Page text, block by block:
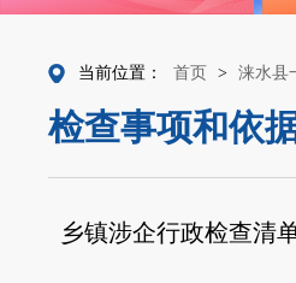
当前位置： 首页 > 涞水县
检查事项和依
乡镇涉企行政检查清